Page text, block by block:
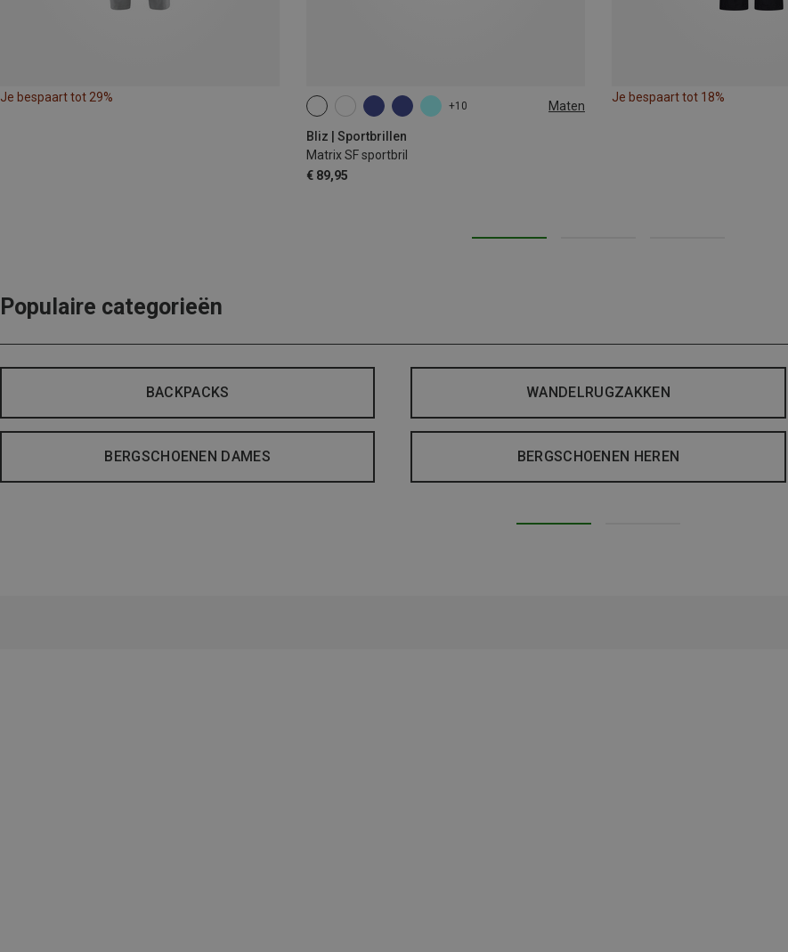
Je bespaart tot 29%
+10 Maten
Bliz | Sportbrillen
Matrix SF sportbril
€ 89,95
ONE SIZE
Je bespaart tot 18%
Populaire categorieën
BACKPACKS WANDELRUGZAKKEN
BERGSCHOENEN DAMES BERGSCHOENEN HEREN